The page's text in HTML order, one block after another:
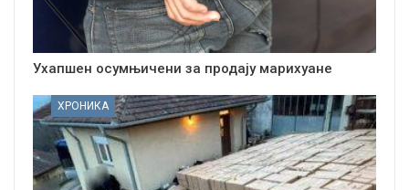
Ухапшен осумњичени за продају марихуане
ХРОНИКА